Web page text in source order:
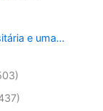
e uma…